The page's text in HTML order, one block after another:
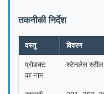
तकनीकी निर्देश
वस्तु विवरण
प्रोडक्ट
का नाम
स्टेनलेस स्टील